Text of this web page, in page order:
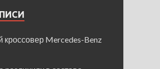
Mercedes-Benz